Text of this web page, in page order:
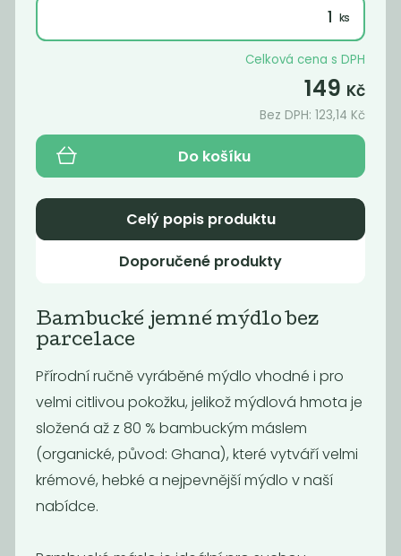
249
levandin
249
Tuhý
banán a kokos
249 Kč
Deodorant
pomeranč &
eukalyptus
229
Celková cena s DPH
149 Kč
Bez DPH:123,14 Kč
Do košíku
Celý popis produktu
Doporučené produkty
Bambucké jemné mýdlo bez
parcelace
Přírodní ručně vyráběné mýdlo vhodné i pro
velmi citlivou pokožku, jelikož mýdlová hmota je
složená až z 80 % bambuckým máslem
(organické, původ: Ghana), které vytváří velmi
krémové, hebké a nejpevnější mýdlo v naší
nabídce.